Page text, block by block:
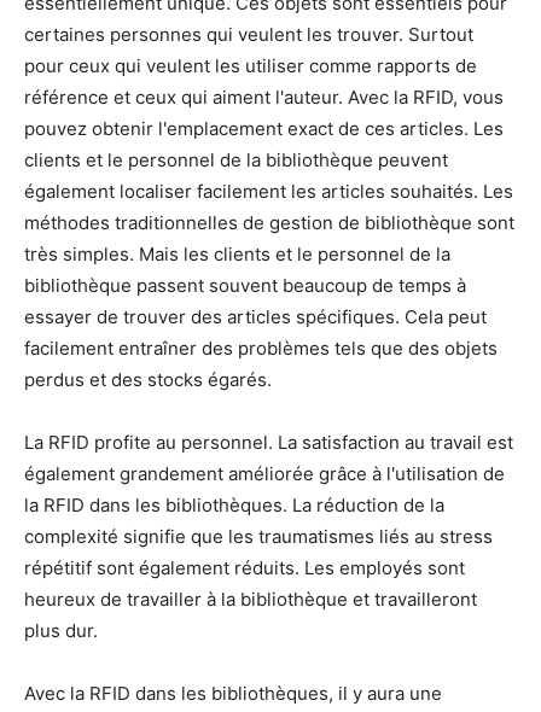
certaines personnes qui veulent les trouver. Surtout
pour ceux qui veulent les utiliser comme rapports de
référence et ceux qui aiment l'auteur. Avec la RFID, vous
pouvez obtenir l'emplacement exact de ces articles. Les
clients et le personnel de la bibliothèque peuvent
également localiser facilement les articles souhaités. Les
méthodes traditionnelles de gestion de bibliothèque sont
très simples. Mais les clients et le personnel de la
bibliothèque passent souvent beaucoup de temps à
essayer de trouver des articles spécifiques. Cela peut
facilement entraîner des problèmes tels que des objets
perdus et des stocks égarés.
La RFID profite au personnel. La satisfaction au travail est
également grandement améliorée grâce à l'utilisation de
la RFID dans les bibliothèques. La réduction de la
complexité signifie que les traumatismes liés au stress
répétitif sont également réduits. Les employés sont
heureux de travailler à la bibliothèque et travailleront
plus dur.
Avec la RFID dans les bibliothèques, il y aura une